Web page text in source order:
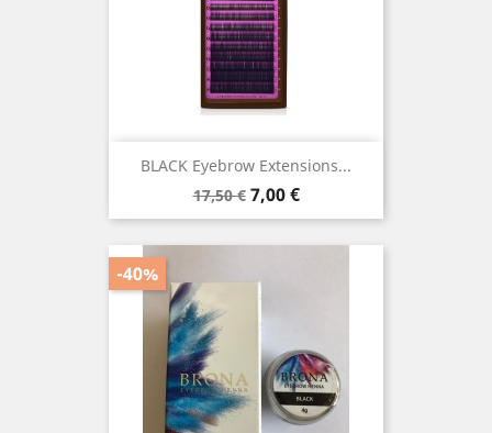
BLACK Eyebrow Extensions...
Prezzo
base
17,50 € Prezzo
7,00 €
-40%